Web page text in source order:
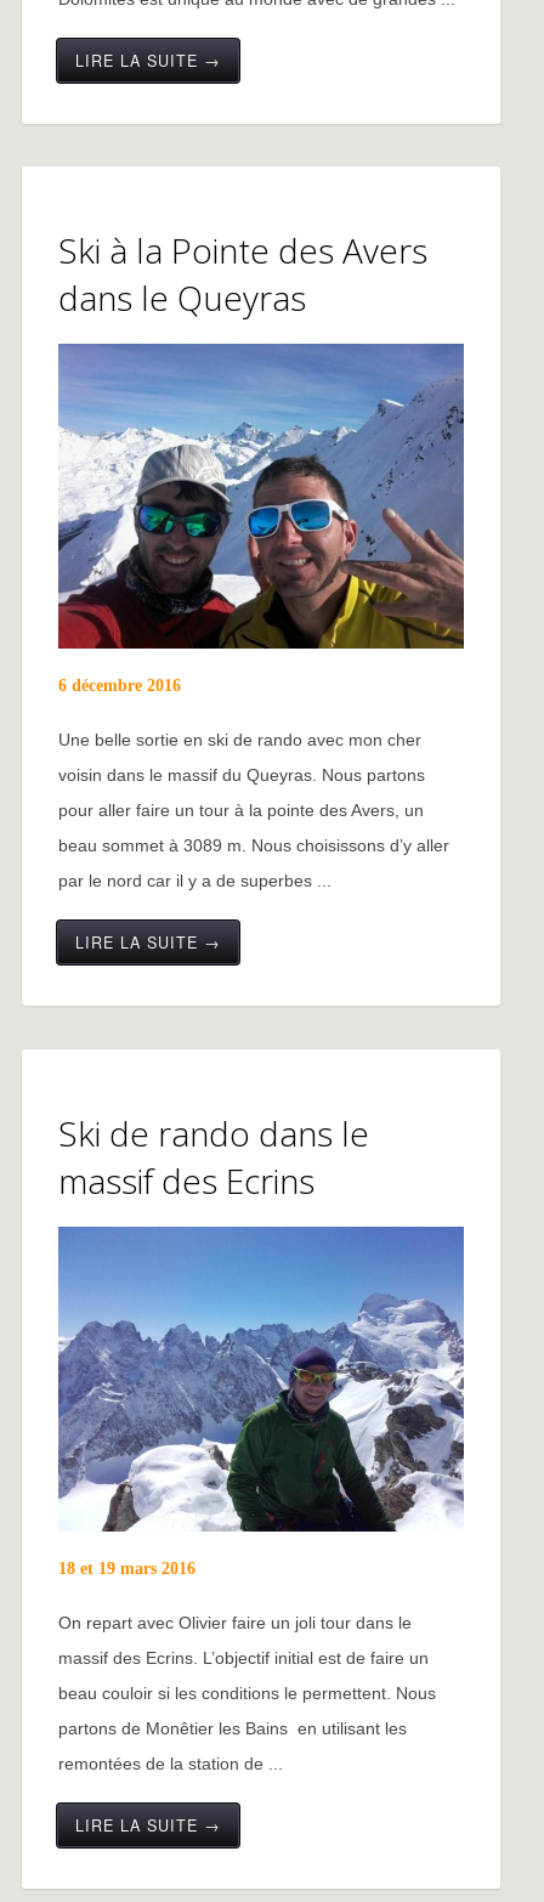
LIRE LA SUITE →
Ski à la Pointe des Avers
dans le Queyras
6 décembre 2016
Une belle sortie en ski de rando avec mon cher
voisin dans le massif du Queyras. Nous partons
pour aller faire un tour à la pointe des Avers, un
beau sommet à 3089 m. Nous choisissons d’y aller
par le nord car il y a de superbes ...
LIRE LA SUITE →
Ski de rando dans le
massif des Ecrins
18 et 19 mars 2016
On repart avec Olivier faire un joli tour dans le
massif des Ecrins. L’objectif initial est de faire un
beau couloir si les conditions le permettent. Nous
partons de Monêtier les Bains en utilisant les
remontées de la station de ...
LIRE LA SUITE →